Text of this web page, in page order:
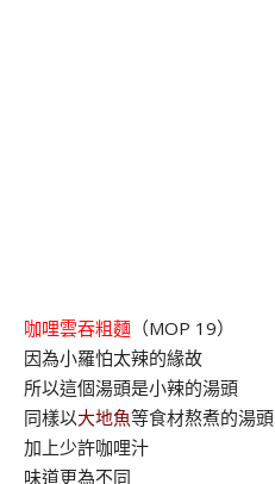
咖哩雲吞粗麵 （MOP 19）
因為小羅怕太辣的緣故
所以這個湯頭是小辣的湯頭
同樣以大地魚等食材熬煮的湯頭
加上少許咖哩汁
味道更為不同